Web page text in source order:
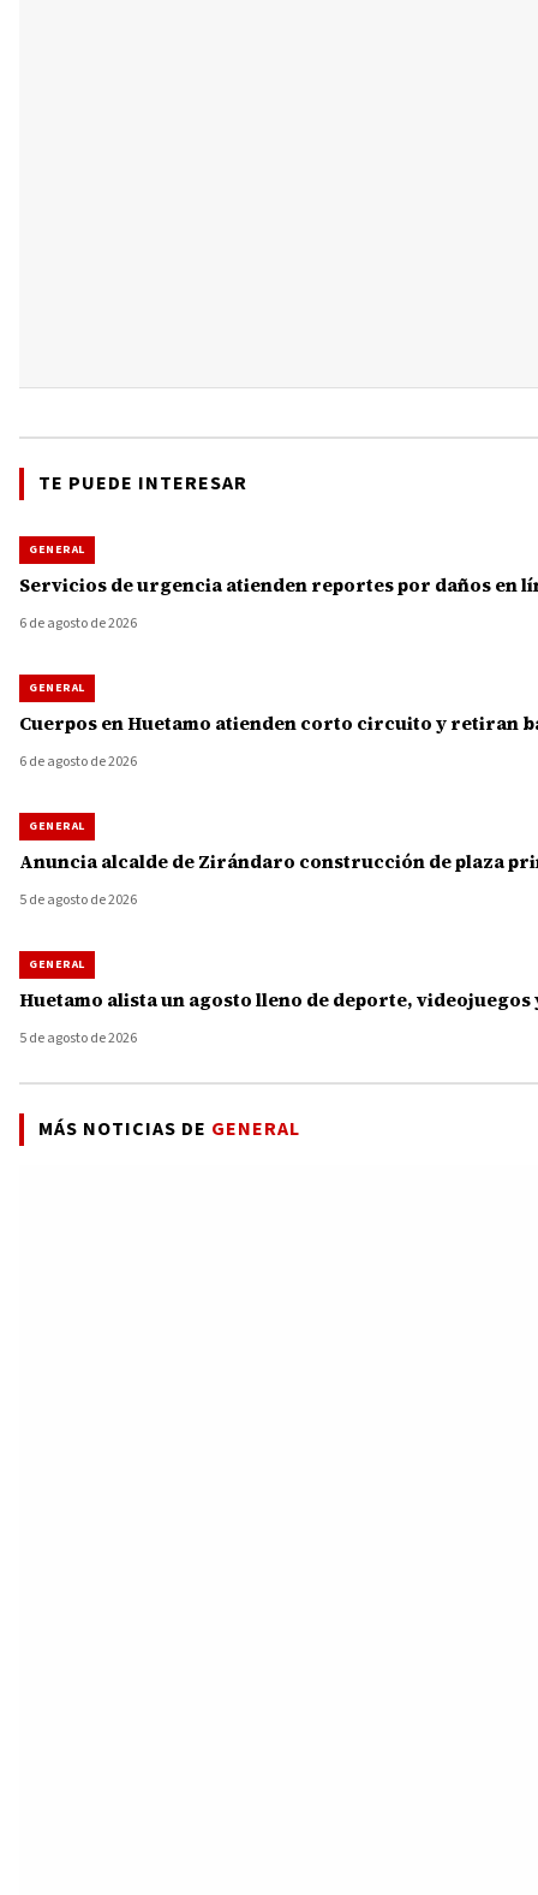
TE PUEDE INTERESAR
GENERAL
Servicios de urgencia atienden reportes por daños en
6 de agosto de 2026
GENERAL
Cuerpos en Huetamo atienden corto circuito y retiran
6 de agosto de 2026
GENERAL
Anuncia alcalde de Zirándaro construcción de plaza
5 de agosto de 2026
GENERAL
Huetamo alista un agosto lleno de deporte,
5 de agosto de 2026
MÁS NOTICIAS DE GENERAL